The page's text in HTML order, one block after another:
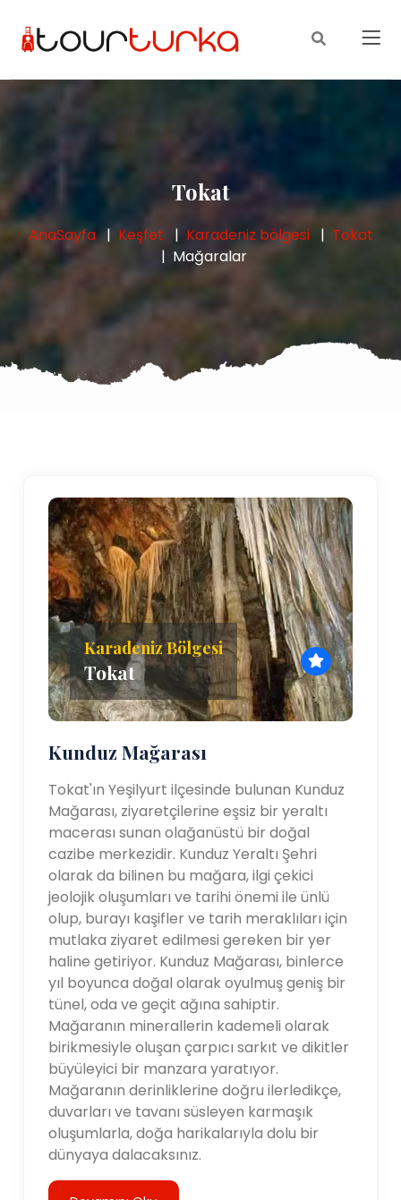
Tokat
AnaSayfa Keşfet Karadeniz bölgesi
Tokat
Mağaralar
Karadeniz Bölgesi
Tokat
Kunduz Mağarası
Tokat'ın Yeşilyurt ilçesinde bulunan Kunduz
Mağarası, ziyaretçilerine eşsiz bir yeraltı
macerası sunan olağanüstü bir doğal
cazibe merkezidir. Kunduz Yeraltı Şehri
olarak da bilinen bu mağara, ilgi çekici
jeolojik oluşumları ve tarihi önemi ile ünlü
olup, burayı kaşifler ve tarih meraklıları için
mutlaka ziyaret edilmesi gereken bir yer
haline getiriyor. Kunduz Mağarası, binlerce
yıl boyunca doğal olarak oyulmuş geniş bir
tünel, oda ve geçit ağına sahiptir.
Mağaranın minerallerin kademeli olarak
birikmesiyle oluşan çarpıcı sarkıt ve dikitler
büyüleyici bir manzara yaratıyor.
Mağaranın derinliklerine doğru ilerledikçe,
duvarları ve tavanı süsleyen karmaşık
oluşumlarla, doğa harikalarıyla dolu bir
dünyaya dalacaksınız.